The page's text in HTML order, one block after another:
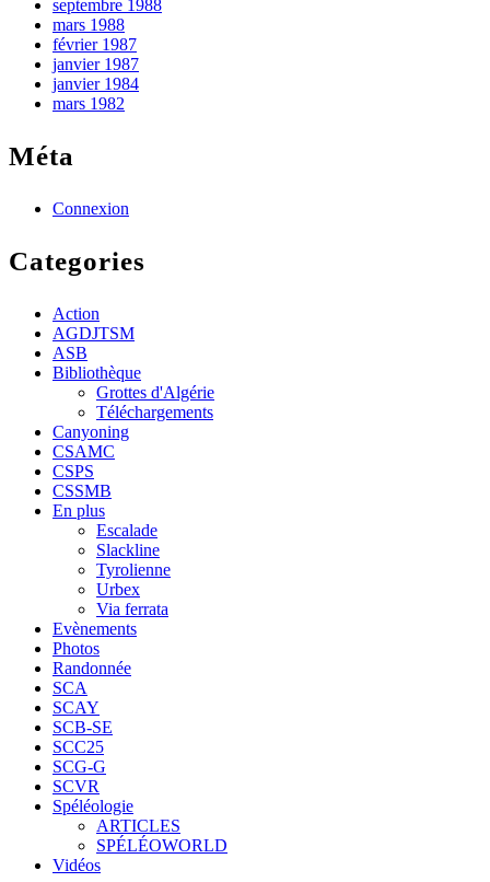
septembre 1988
mars 1988
février 1987
janvier 1987
janvier 1984
mars 1982
Méta
Connexion
Categories
Action
AGDJTSM
ASB
Bibliothèque
Grottes d'Algérie
Téléchargements
Canyoning
CSAMC
CSPS
CSSMB
En plus
Escalade
Slackline
Tyrolienne
Urbex
Via ferrata
Evènements
Photos
Randonnée
SCA
SCAY
SCB-SE
SCC25
SCG-G
SCVR
Spéléologie
ARTICLES
SPÉLÉOWORLD
Vidéos